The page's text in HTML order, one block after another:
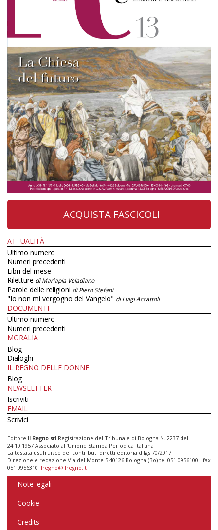
ACQUISTA FASCICOLI
ATTUALITÀ
Ultimo numero
Numeri precedenti
Libri del mese
Riletture di Mariapia Veladiano
Parole delle religioni di Piero Stefani
"Io non mi vergogno del Vangelo" di Luigi Accattoli
DOCUMENTI
Ultimo numero
Numeri precedenti
MORALIA
Blog
Dialoghi
IL REGNO DELLE DONNE
Blog
NEWSLETTER
Iscriviti
EMAIL
Scrivici
Editore Il Regno srl Registrazione del Tribunale di Bologna N. 2237 del
24.10.1957 Associato all’Unione Stampa Periodica Italiana
La testata usufruisce dei contributi diretti editoria d.lgs 70/2017
Direzione e redazione Via del Monte 5 40126 Bologna (Bo) tel 051 0956100 - fax
051 0956310 ilregno@ilregno.it
Note legali
Cookie
Credits